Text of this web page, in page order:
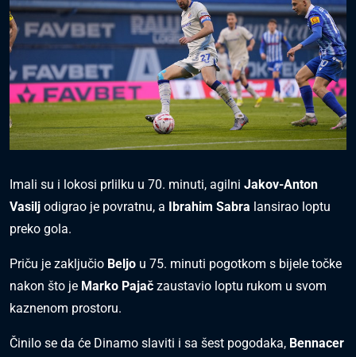
Imali su i lokosi prlilku u 70. minuti, agilni Jakov-Anton
Vasilj odigrao je povratnu, a Ibrahim Sabra lansirao loptu
preko gola.
Priču je zaključio Beljo u 75. minuti pogotkom s bijele točke
nakon što je Marko Pajač zaustavio loptu rukom u svom
kaznenom prostoru.
Činilo se da će Dinamo slaviti i sa šest pogodaka, Bennacer